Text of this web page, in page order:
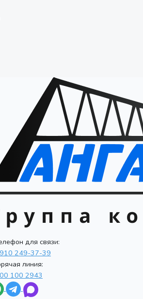
для связи:
249-37-39
линия:
100 2943